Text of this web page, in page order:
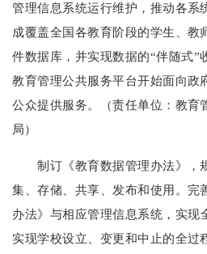
管理信息系统运行维护，推动各系
成覆盖全国各教育阶段的学生、教
件数据库，并实现数据的“伴随式”
教育管理公共服务平台开始面向政
公众提供服务。（责任单位：教育
局）
制订《教育数据管理办法》，
集、存储、共享、发布和使用。完
办法》与相应管理信息系统，实现
实现学校设立、变更和中止的全过